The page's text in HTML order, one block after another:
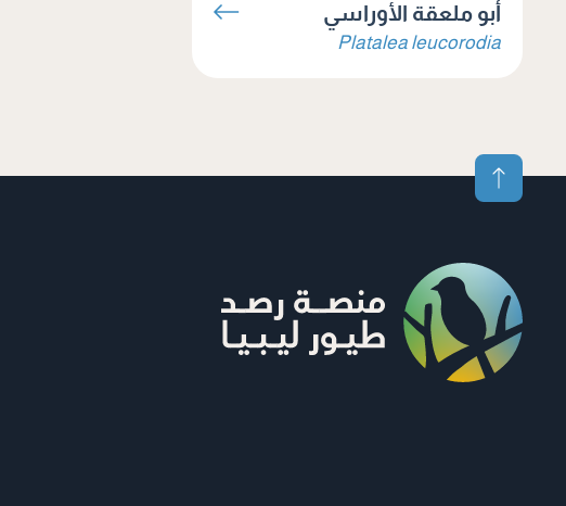
أبو ملعقة الأوراسي
Platalea leucorodia